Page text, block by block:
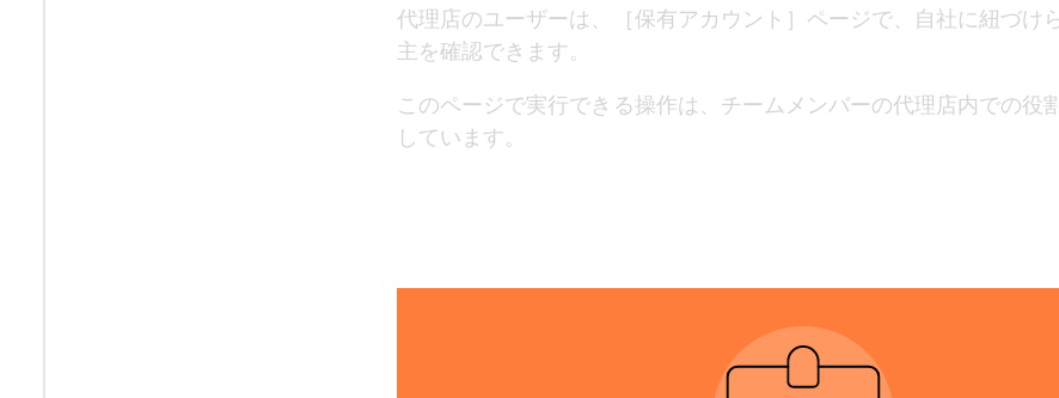
代理店のユーザーは、［保有アカウント］ページで、自社に紐づけ
主を確認できます。
このページで実行できる操作は、チームメンバーの代理店内での役
しています。